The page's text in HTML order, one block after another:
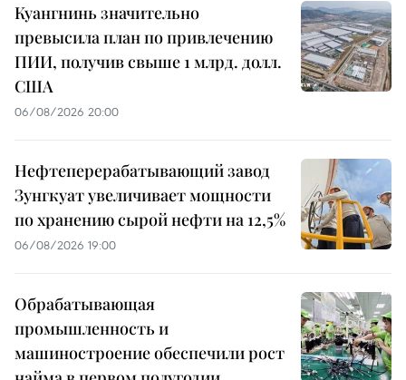
Куангнинь значительно
превысила план по привлечению
ПИИ, получив свыше 1 млрд. долл.
США
06/08/2026 20:00
Нефтеперерабатывающий завод
Зунгкуат увеличивает мощности
по хранению сырой нефти на 12,5%
06/08/2026 19:00
Обрабатывающая
промышленность и
машиностроение обеспечили рост